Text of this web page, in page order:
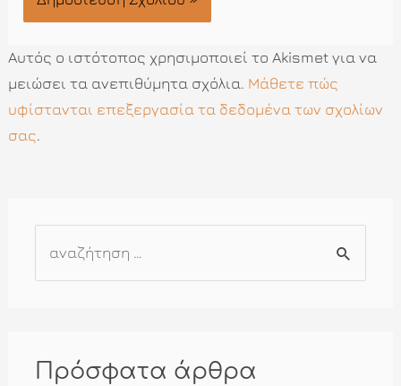
Αυτός ο ιστότοπος χρησιμοποιεί το Akismet για να
μειώσει τα ανεπιθύμητα σχόλια. Μάθετε πώς
υφίστανται επεξεργασία τα δεδομένα των σχολίων
σας.
ή
Πρόσφατα άρθρα